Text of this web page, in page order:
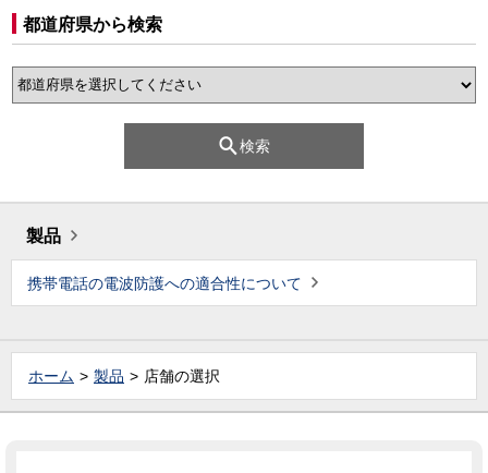
都道府県から検索
検索
製品
携帯電話の電波防護への適合性について
ホーム 製品 店舗の選択